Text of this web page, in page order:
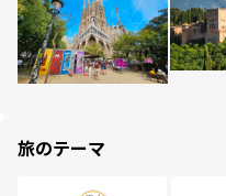
旅のテーマ